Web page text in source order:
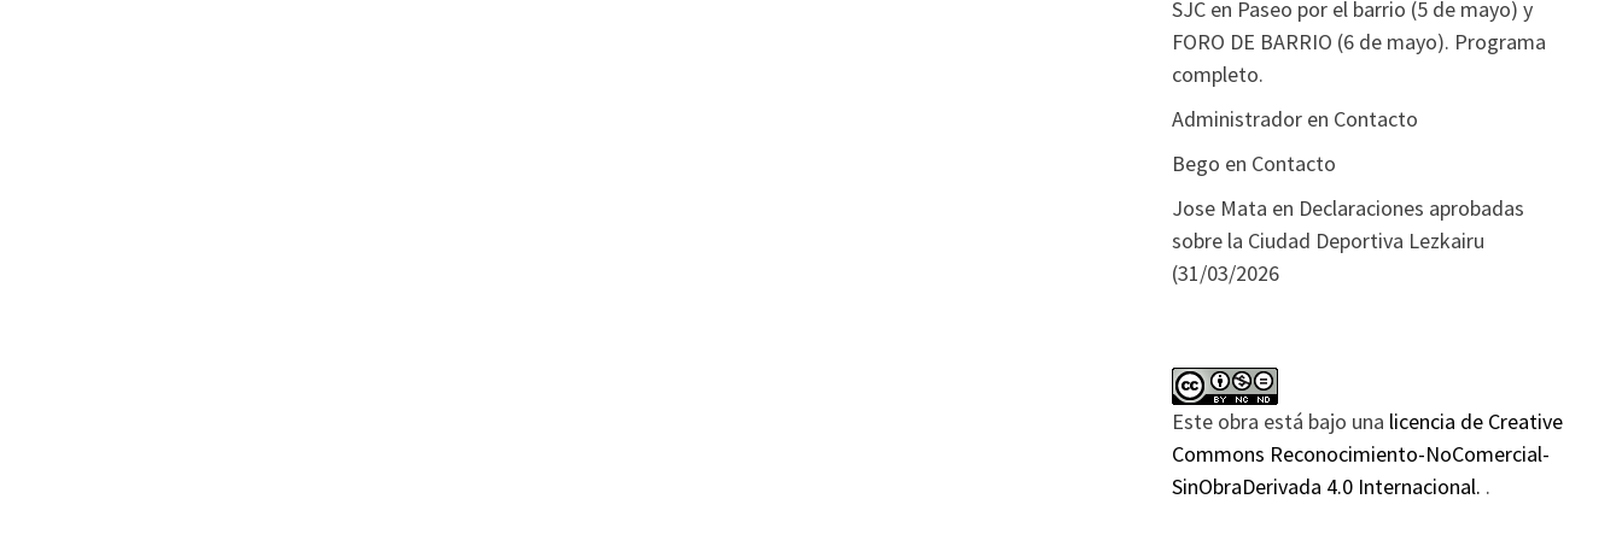
SJCen Paseo por el barrio (5 de mayo) y
FORO DE BARRIO (6 de mayo). Programa
completo.
Administradoren Contacto
Bego en Contacto
Jose Mata en Declaraciones aprobadas
sobre la Ciudad Deportiva Lezkairu
(31/03/2026
Este obra está bajo una licencia de Creative
Commons Reconocimiento-NoComercial-
SinObraDerivada 4.0 Internacional. .